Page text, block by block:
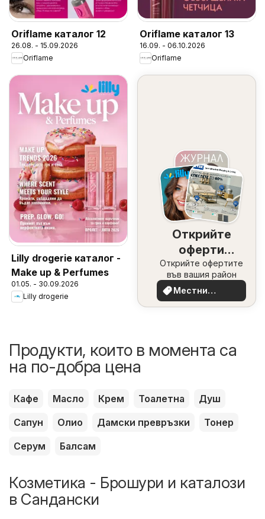
Oriflame каталог 12
26.08. - 15.09.2026
Oriflame
Oriflame каталог 13
16.09. - 06.10.2026
Oriflame
Lilly drogerie каталог -
Make up & Perfumes
01.05. - 30.09.2026
Lilly drogerie
Открийте
оферти
наблизо
Открийте офертите
във вашия район
Местни
оферти
Продукти, които в момента са
на по-добра цена
Кафе Масло Крем Тоалетна
Душ
Сапун
Олио Дамски превръзки
Тонер
Серум
Балсам
Козметика - Брошури и каталози
в Сандански